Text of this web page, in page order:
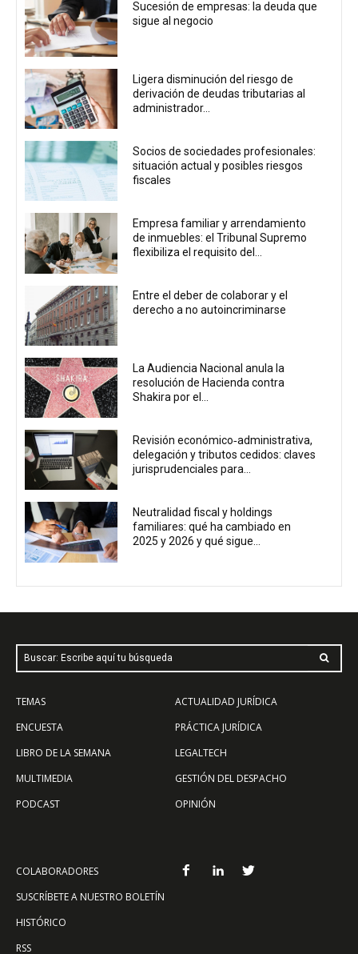
Sucesión de empresas: la deuda que
sigue al negocio
Ligera disminución del riesgo de
derivación de deudas tributarias al
administrador...
Socios de sociedades profesionales:
situación actual y posibles riesgos
fiscales
Empresa familiar y arrendamiento
de inmuebles: el Tribunal Supremo
flexibiliza el requisito del...
Entre el deber de colaborar y el
derecho a no autoincriminarse
La Audiencia Nacional anula la
resolución de Hacienda contra
Shakira por el...
Revisión económico‑administrativa,
delegación y tributos cedidos: claves
jurisprudenciales para...
Neutralidad fiscal y holdings
familiares: qué ha cambiado en
2025 y 2026 y qué sigue...
Buscar: Escribe aquí tu búsqueda
TEMAS
ENCUESTA
LIBRO DE LA SEMANA
MULTIMEDIA
PODCAST
ACTUALIDAD JURÍDICA
PRÁCTICA JURÍDICA
LEGALTECH
GESTIÓN DEL DESPACHO
OPINIÓN
COLABORADORES
SUSCRÍBETE A NUESTRO BOLETÍN
HISTÓRICO
RSS